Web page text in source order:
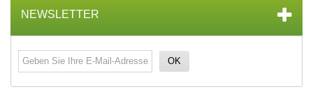
NEWSLETTER
OK